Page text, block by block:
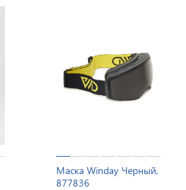
Маска Winday Черный,
877836